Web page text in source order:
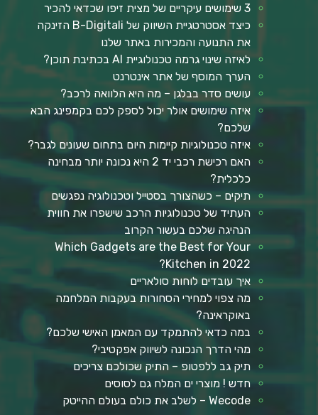
3 שימושים עיקריים של מצית זיפו שכדאי להכיר
כיצד אסטרטגיית השיווק של B-Digitali הזינקה
את התנועה והמכירות באתר שלנו
לאיזה שינוי גרמה טכנולוגיית AI בכתיבת תוכן?
הערך המוסף של אתר אינטרנט
עושים סדר בבלגן – מה היא הלוואה לרכב?
איזה שימושים אולר יכול לספק לכם בקמפינג הבא
שלכם?
איזה טכנולוגיות קיימות היום בתחום שעונים לגבר?
האם רכישת רכבי יד 2 היא נכונה יותר מבחינה
כלכלית?
תיקים – כשהצורך בסטייל וטכנולוגיה נפגשים
העתיד של טכנולוגיות הרכב שישפרו את חווית
הנהיגה שלכם בעשור הקרוב
Which Gadgets are the Best for Your
Kitchen in 2022?
איך עובדים לוחות סולאריים
מה צפוי למחירי הסחורות בעקבות המלחמה
באוקראינה?
במה כדאי להתמקד עם המאמן האישי שלכם?
מהי הדרך הנכונה לשיווק אפקטיבי?
תיק גב ללפטופ – התיק שכולכם צריכים
חדש ! מוצרי ים המלח גם לסוסים
Wecode – לשלב את כולם בעולם ההייטק